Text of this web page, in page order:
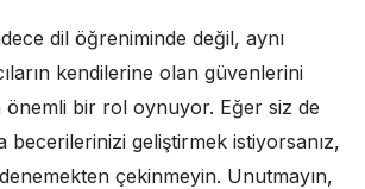
dil öğreniminde değil, aynı
kendilerine olan güvenlerini
önemli bir rol oynuyor. Eğer siz de
becerilerinizi geliştirmek istiyorsanız,
çekinmeyin. Unutmayın,